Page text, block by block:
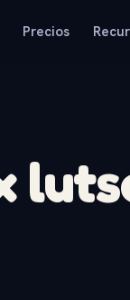
Precios